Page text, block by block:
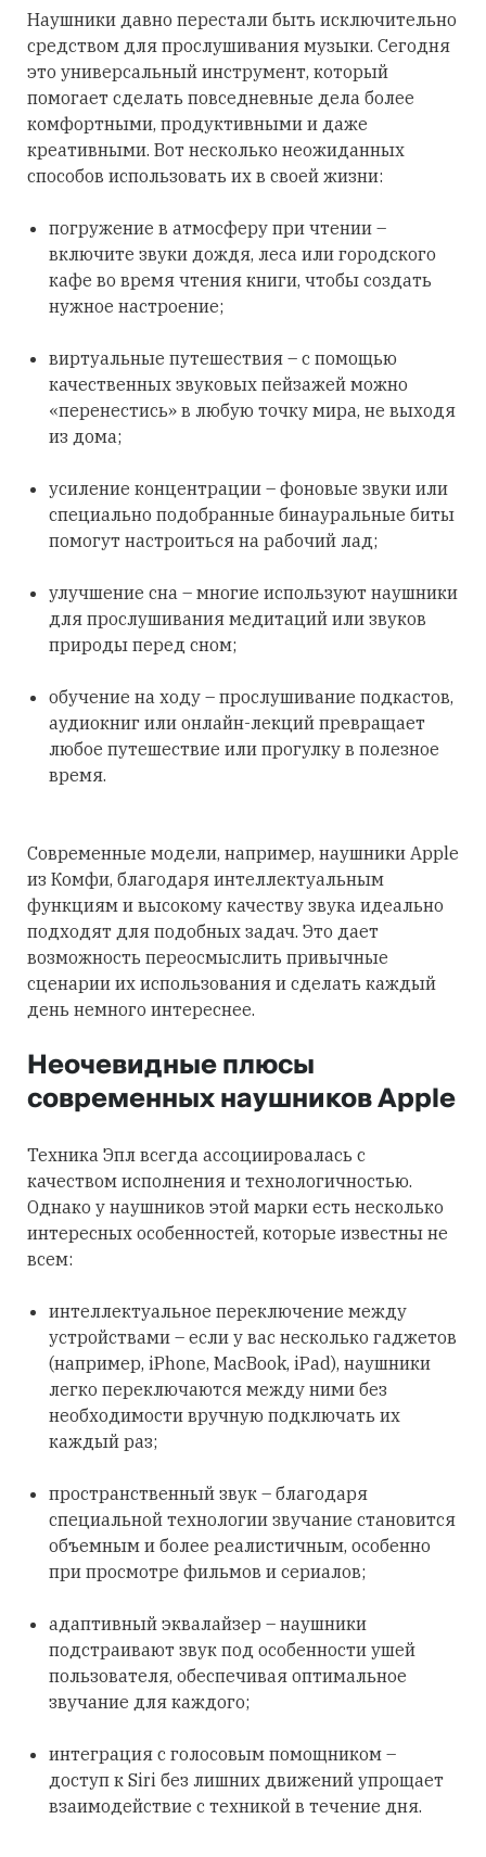
Наушники давно перестали быть исключительно
средством для прослушивания музыки. Сегодня
это универсальный инструмент, который
помогает сделать повседневные дела более
комфортными, продуктивными и даже
креативными. Вот несколько неожиданных
способов использовать их в своей жизни:
погружение в атмосферу при чтении –
включите звуки дождя, леса или городского
кафе во время чтения книги, чтобы создать
нужное настроение;
виртуальные путешествия – с помощью
качественных звуковых пейзажей можно
«перенестись» в любую точку мира, не выходя
из дома;
усиление концентрации – фоновые звуки или
специально подобранные бинауральные биты
помогут настроиться на рабочий лад;
улучшение сна – многие используют наушники
для прослушивания медитаций или звуков
природы перед сном;
обучение на ходу – прослушивание подкастов,
аудиокниг или онлайн-лекций превращает
любое путешествие или прогулку в полезное
время.
Современные модели, например, наушники Apple
из Комфи, благодаря интеллектуальным
функциям и высокому качеству звука идеально
подходят для подобных задач. Это дает
возможность переосмыслить привычные
сценарии их использования и сделать каждый
день немного интереснее.
Неочевидные плюсы
современных наушников Apple
Техника Эпл всегда ассоциировалась с
качеством исполнения и технологичностью.
Однако у наушников этой марки есть несколько
интересных особенностей, которые известны не
всем:
интеллектуальное переключение между
устройствами – если у вас несколько гаджетов
(например, iPhone, MacBook, iPad), наушники
легко переключаются между ними без
необходимости вручную подключать их
каждый раз;
пространственный звук – благодаря
специальной технологии звучание становится
объемным и более реалистичным, особенно
при просмотре фильмов и сериалов;
адаптивный эквалайзер – наушники
подстраивают звук под особенности ушей
пользователя, обеспечивая оптимальное
звучание для каждого;
интеграция с голосовым помощником –
доступ к Siri без лишних движений упрощает
взаимодействие с техникой в течение дня.